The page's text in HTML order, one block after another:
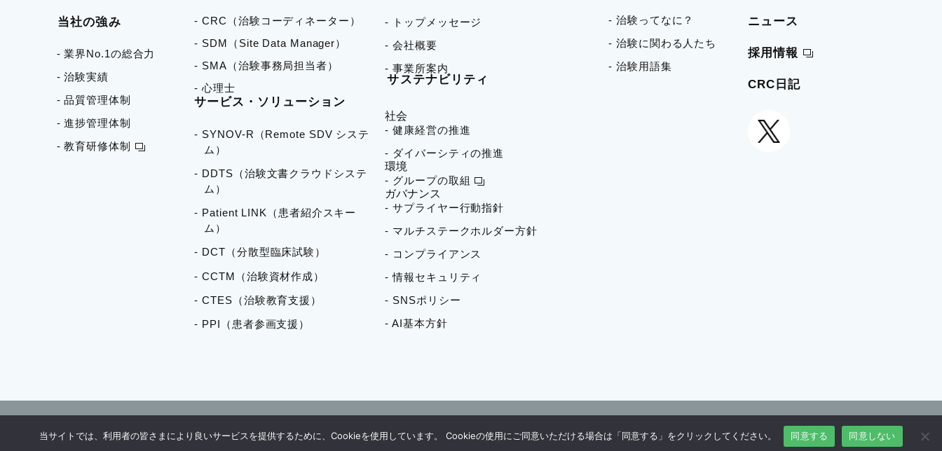
当社の強み
- 業界No.1の総合力
- 治験実績
- 品質管理体制
- 進捗管理体制
- 教育研修体制
- CRC（治験コーディネーター）
- SDM（Site Data Manager）
- SMA（治験事務局担当者）
- 心理士
サービス・ソリューション
- SYNOV-R（Remote SDV システ
ム）
- DDTS（治験文書クラウドシステ
ム）
- Patient LINK（患者紹介スキー
ム）
- DCT（分散型臨床試験）​
- CCTM（治験資材作成）
- CTES（治験教育支援）
- PPI（患者参画支援）
- トップメッセージ
- 会社概要
- 事業所案内
サステナビリティ
社会
- 健康経営の推進
- ダイバーシティの推進
環境
- グループの取組
ガバナンス
- サプライヤー行動指針
- マルチステークホルダー方針
- コンプライアンス
- 情報セキュリティ
- SNSポリシー
- AI基本方針
- 治験ってなに？
- 治験に関わる人たち
- 治験用語集
ニュース
採用情報
CRC日記
個人情報保護方針 Copyright 2024 EP-Link Co., Ltd.
当サイトでは、利用者の皆さまにより良いサービスを提供するために、Cookieを使用しています。 Cookieの使用にご同意いただける場合は「同意する」をクリックしてください。 同意する 同意しない